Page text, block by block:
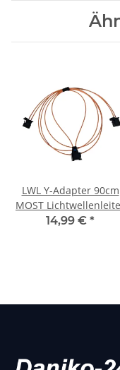
LWL Y-Adapter 90cm
MOST
Kabelsatz für Audi VW
14,99 € *